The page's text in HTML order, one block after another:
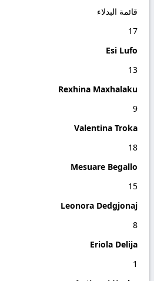
قائمة البدلاء
17
Esi Lufo
13
Rexhina Maxhalaku
9
Valentina Troka
18
Mesuare Begallo
15
Leonora Dedgjonaj
8
Eriola Delija
1